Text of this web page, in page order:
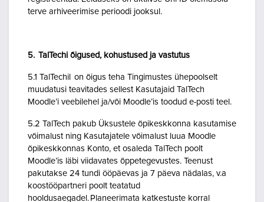
terve arhiveerimise perioodi jooksul.
5. TalTechi õigused, kohustused ja vastutus
5.1 TalTechil on õigus teha Tingimustes ühepoolselt
muudatusi teavitades sellest Kasutajaid TalTech
Moodle’i veebilehel ja/või Moodle’is toodud e-posti teel.
5.2 TalTech pakub Üksustele õpikeskkonna kasutamise
võimalust ning Kasutajatele võimalust luua Moodle
õpikeskkonnas Konto, et osaleda TalTech poolt
Moodle’is läbi viidavates õppetegevustes. Teenust
pakutakse 24 tundi ööpäevas ja 7 päeva nädalas, v.a
koostööpartneri poolt teatatud
hooldusaegadel. Planeerimata katkestuste korral